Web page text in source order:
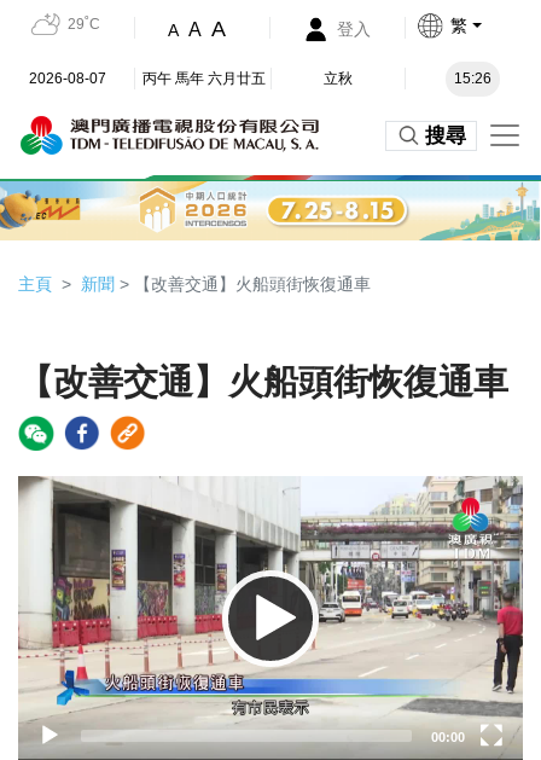
29˚C A A A 登入 繁
2026-08-07 丙午 馬年 六月廿五 立秋 15:26
搜尋
主頁 新聞 > 【改善交通】火船頭街恢復通車
【改善交通】火船頭街恢復通車
Video
Player
00:00